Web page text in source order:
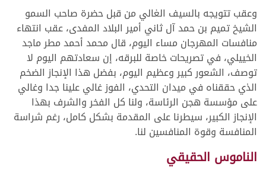
وعقب تتويجه بالسيف الغالي من قبل حضرة صاحب السمو
الشيخ تميم بن حمد آل ثاني أمير البلاد المفدى، عقب انتهاء
منافسات المهرجان مساء اليوم، قال محمد أحمد مطر ماجد
الخييلي، في تصريحات خاصة للبرقه، إن سعادتهم اليوم لا
توصف، الشعور كبير وعظيم اليوم، بفضل هذا الإنجاز الضخم
الذي حققناه في ميدان التحدي، الفوز غالي علينا جدا وغالي
على مؤسسة هجن الرئاسة، ولنا كل الفخر والشرف بهذا
الإنجاز الكبير، سيطرنا على المقدمة بشكل كامل، رغم شراسة
المنافسة وقوة المنافسين لنا.
الناموس الحقيقي